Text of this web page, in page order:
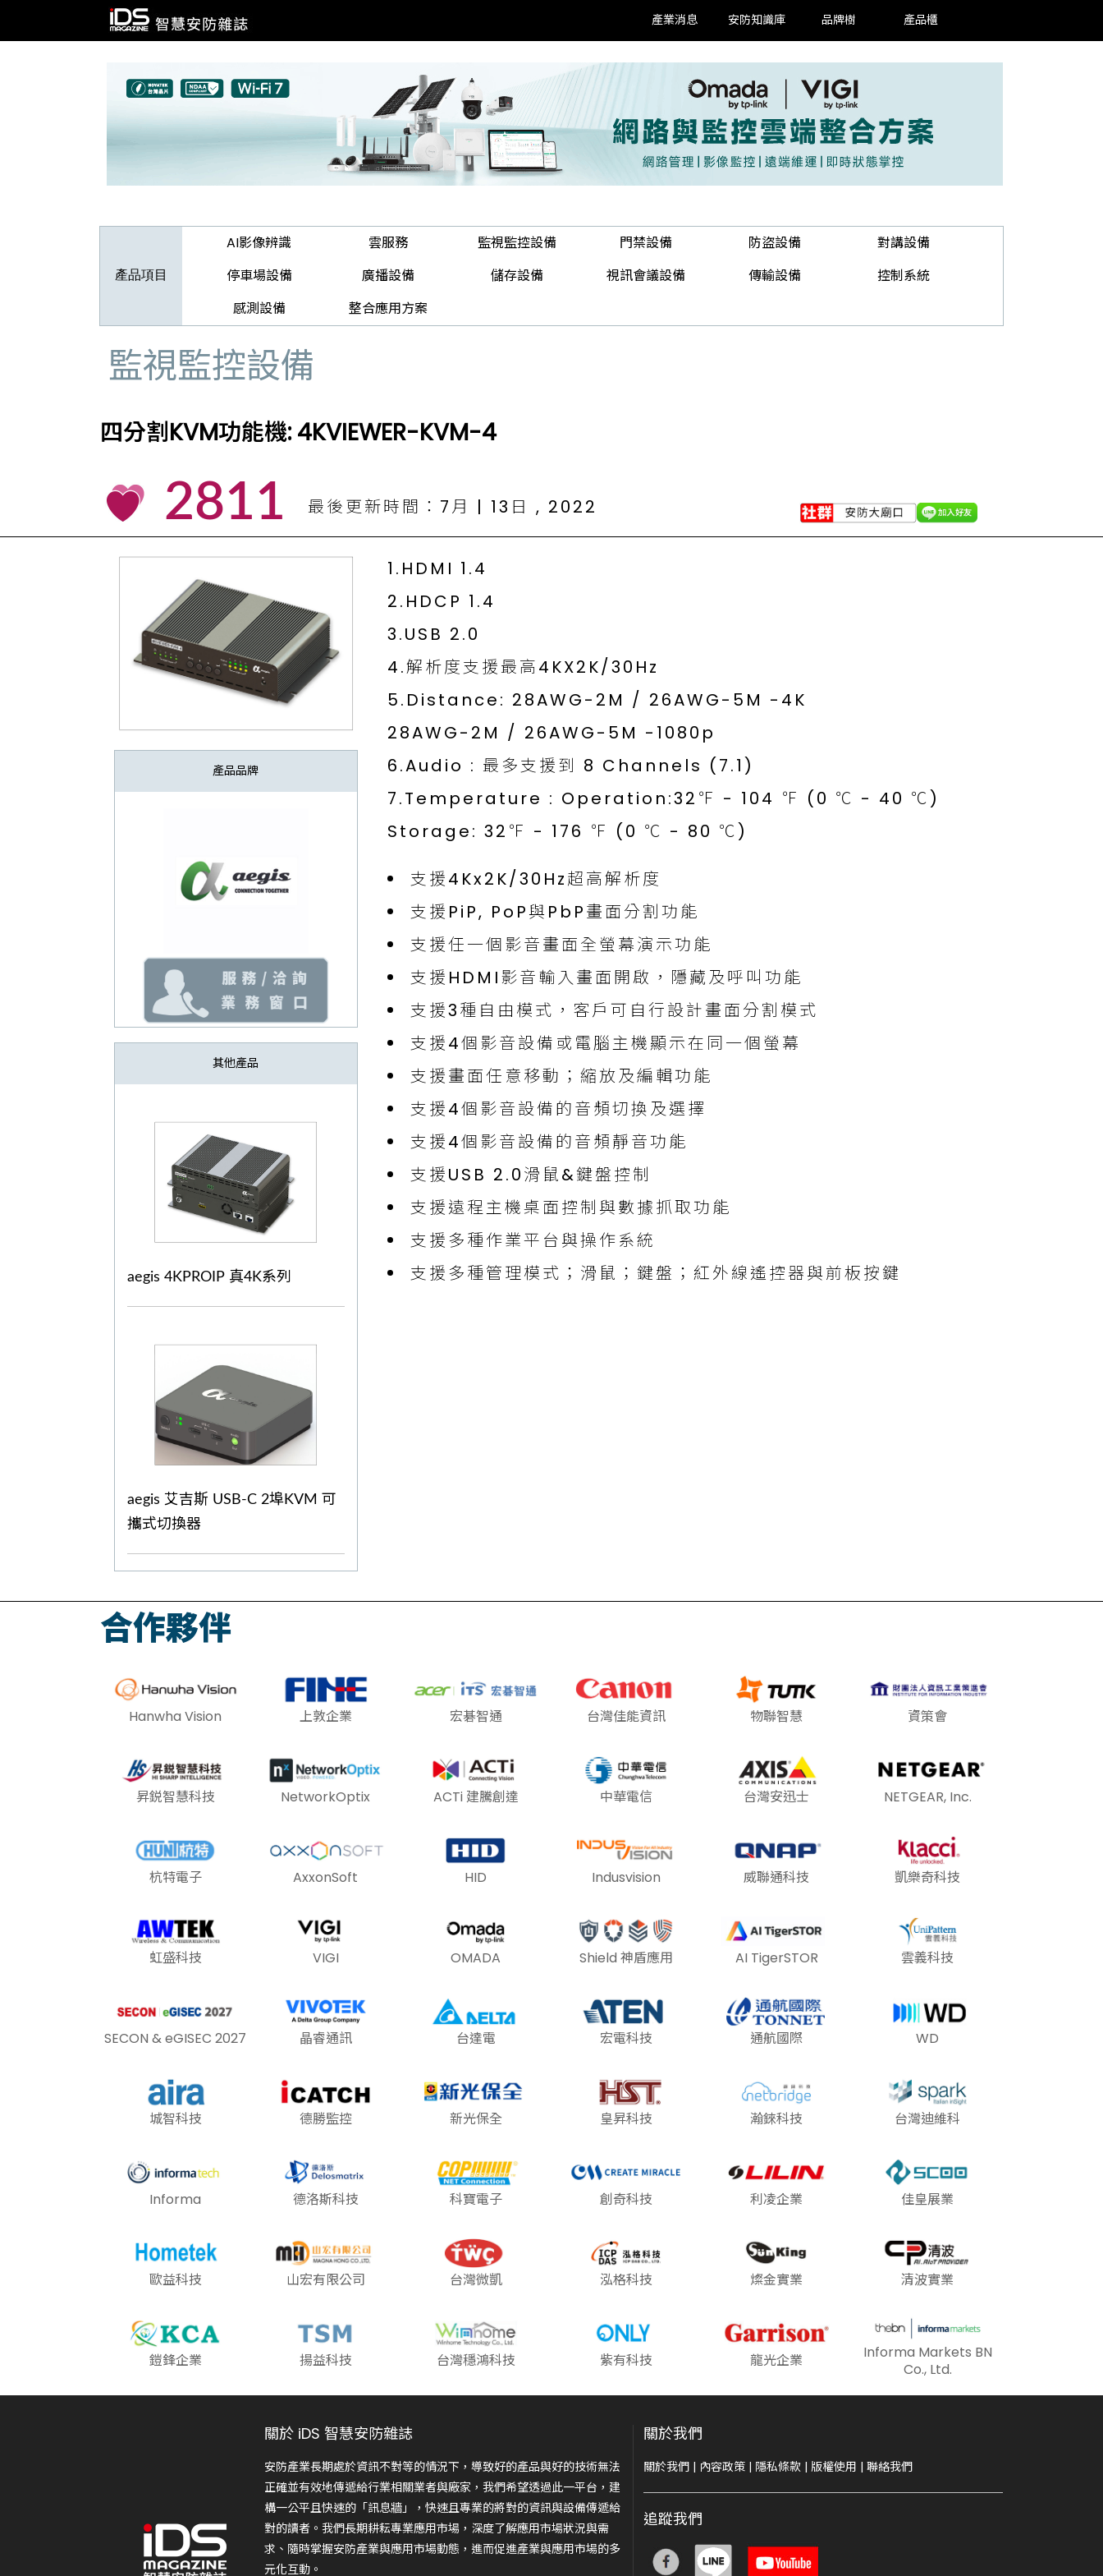
產業消息 安防知識庫 品牌樹 產品櫃
產品項目
AI影像辨識 雲服務 監視監控設備 門禁設備 防盜設備
對講設備
停車場設備
廣播設備 儲存設備 視訊會議設備 傳輸設備
控制系統
感測設備
整合應用方案
監視監控設備
四分割KVM功能機: 4KVIEWER-KVM-4
2811 最後更新時間：7月 | 13日 , 2022
產品品牌
其他產品
aegis 4KPROIP 真4K系列
aegis 艾吉斯 USB-C 2埠KVM 可
攜式切換器
1.HDMI 1.4
2.HDCP 1.4
3.USB 2.0
4.解析度支援最高4KX2K/30Hz
5.Distance: 28AWG-2M / 26AWG-5M -4K
28AWG-2M / 26AWG-5M -1080p
6.Audio : 最多支援到 8 Channels (7.1)
7.Temperature : Operation:32℉ - 104 ℉ (0 ℃ - 40 ℃)
Storage: 32℉ - 176 ℉ (0 ℃ - 80 ℃)
支援4Kx2K/30Hz超高解析度
支援PiP, PoP與PbP畫面分割功能
支援任一個影音畫面全螢幕演示功能
支援HDMI影音輸入畫面開啟，隱藏及呼叫功能
支援3種自由模式，客戶可自行設計畫面分割模式
支援4個影音設備或電腦主機顯示在同一個螢幕
支援畫面任意移動；縮放及編輯功能
支援4個影音設備的音頻切換及選擇
支援4個影音設備的音頻靜音功能
支援USB 2.0滑鼠&鍵盤控制
支援遠程主機桌面控制與數據抓取功能
支援多種作業平台與操作系統
支援多種管理模式；滑鼠；鍵盤；紅外線遙控器與前板按鍵
合作夥伴
Hanwha Vision 上敦企業 宏碁智通 台灣佳能資訊 物聯智慧 資策會
昇鋭智慧科技 NetworkOptix ACTi 建騰創達 中華電信 台灣安迅士 NETGEAR, Inc.
杭特電子 AxxonSoft HID Indusvision 威聯通科技 凱樂奇科技
虹盛科技 VIGI OMADA Shield 神盾應用 AI TigerSTOR 雲義科技
SECON & eGISEC 2027 晶睿通訊 台達電 宏電科技 通航國際 WD
城智科技 德勝監控 新光保全 皇昇科技 瀚錸科技 台灣迪維科
Informa 德洛斯科技 科寶電子 創奇科技 利凌企業 佳皇展業
歐益科技 山宏有限公司 台灣微凱 泓格科技 燦金實業 清波實業
鎧鋒企業 揚益科技 台灣穩鴻科技 紫有科技 龍光企業
Informa Markets BN
Co., Ltd.
關於 iDS 智慧安防雜誌
安防產業長期處於資訊不對等的情況下，導致好的產品與好的技術無法
正確並有效地傳遞給行業相關業者與廠家，我們希望透過此一平台，建
構一公平且快速的「訊息牆」，快速且專業的將對的資訊與設備傳遞給
對的讀者。我們長期耕耘專業應用市場，深度了解應用市場狀況與需
求、隨時掌握安防產業與應用市場動態，進而促進產業與應用市場的多
元化互動。
關於我們
關於我們 | 內容政策 | 隱私條款 | 版權使用 | 聯絡我們
追蹤我們